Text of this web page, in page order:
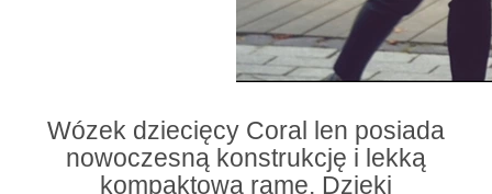
Wózek dziecięcy Coral len posiada
nowoczesną konstrukcję i lekką
kompaktową ramę. Dzięki